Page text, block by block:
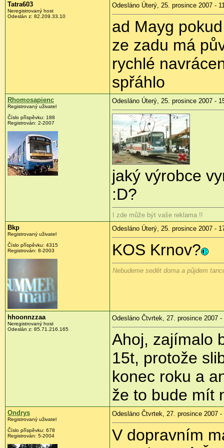
Tatra603
Neregistrovaný host
Odeslán z: 82.209.33.10
Odesláno Úterý, 25. prosince 2007 -
ad Mayg
ze zadu má
rychlé
spřáhlo
Rhomosapienc
Registrovaný uživatel
Číslo příspěvku: 188
Registrován: 2-2007
Odesláno Úterý, 25. prosince 2007 -
jaký výrobce
:D?
I zde může být vaše reklama !!
Bkp
Registrovaný uživatel
Číslo příspěvku: 4315
Registrován: 8-2003
Odesláno Úterý, 25. prosince 2007 -
KOS Krnov?
Nebudeme sedět doma a půjdem
hhoonnzzaa
Neregistrovaný host
Odeslán z: 85.71.216.165
Odesláno Čtvrtek, 27. prosince 2007 -
Ahoj, zajímalo
15t, protože
konec roku a
že to bude mít
Ondrys
Registrovaný uživatel
Číslo příspěvku: 678
Registrován: 5-2004
Odesláno Čtvrtek, 27. prosince 2007 -
V dopravním